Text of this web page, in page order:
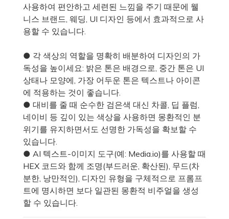
사용하여 편안하고 세련된 느낌을 주기 때문에 웰
니스 브랜드, 웨딩, UI 디자인 등에서 효과적으로 사
용할 수 있습니다.
● 각 색상의 역할을 명확히 배분하여 디자인의 가
독성을 높이세요: 밝은 톤은 배경으로, 중간 톤은 UI
상태나 모양에, 가장 어두운 톤은 텍스트나 아이콘
에 적용하는 것이 좋습니다.
● 대비를 줄 때 순수한 검은색 대신 차콜, 딥 플럼,
네이비 등 깊이 있는 색상을 사용하면 몽환적인 분
위기를 유지하면서도 선명한 가독성을 확보할 수
있습니다.
● AI 텍스트-이미지 도구(예: Media.io)를 사용할 때
HEX 코드와 함께 조명(부드러운, 확산된), 무드(차
분한, 낭만적인), 디자인 유형을 구체적으로 프롬프
트에 명시하면 보다 일관된 몽환적 비주얼을 생성
할 수 있습니다.